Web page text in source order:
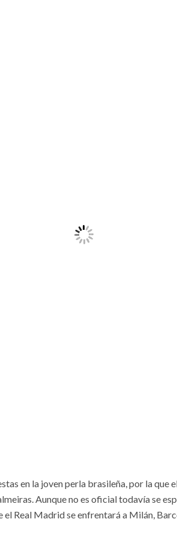
en la joven perla brasileña, por la que
Aunque no es oficial todavía se
el Real Madrid se enfrentará a Milán,